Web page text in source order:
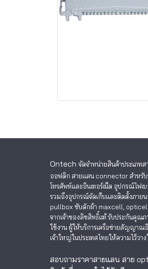
Ontech จัดจำหน่ายสินค้าประเภทส
ออฟติก สายแลน connector สำหรับ
โทรศัพท์และอินเทอร์เน็ต อุปกรณ์ไฟเ
รวมถึงอุปกรณ์จัดเก็บและติดตั้งภายน
pullbox ซับดักผ้า maxcell,
จากเจ้าของลิขสิทธิ์แท้ รับประกันคุณ
ใช้งาน ผู้ให้บริการเครือข่ายสัญญาณอิ
เจ้าใหญ่ในประเทศไทยให้ความไว้วาง
สอบถามราคาสายแลน สาย